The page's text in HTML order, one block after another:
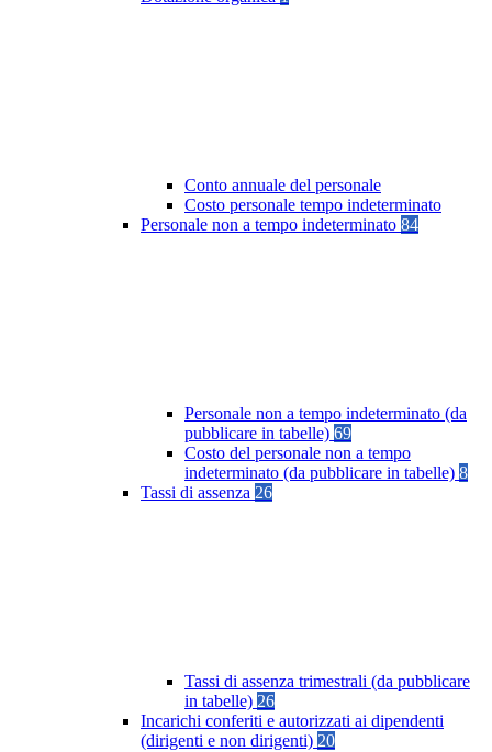
Conto annuale del personale
Costo personale tempo indeterminato
Personale non a tempo indeterminato 84
Personale non a tempo indeterminato (da
pubblicare in tabelle) 69
Costo del personale non a tempo
indeterminato (da pubblicare in tabelle) 8
Tassi di assenza 26
Tassi di assenza trimestrali (da pubblicare
in tabelle) 26
Incarichi conferiti e autorizzati ai dipendenti
(dirigenti e non dirigenti) 20